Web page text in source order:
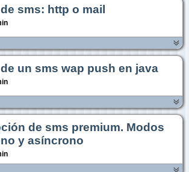
sms: http o mail
un sms wap push en java
de sms premium. Modos
y asíncrono